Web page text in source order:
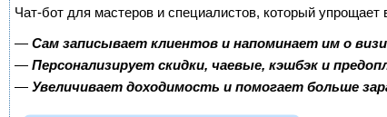
Чат-бот для мастеров и специалистов, который упрощает
— Сам записывает клиентов и напоминает им о
— Персонализирует скидки, чаевые, кэшбэк и
— Увеличивает доходимость и помогает больше